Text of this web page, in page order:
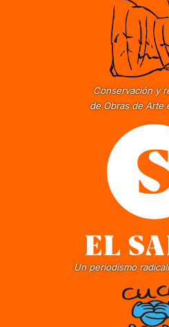
Conservación y
de Obras de Arte
Un periodismo